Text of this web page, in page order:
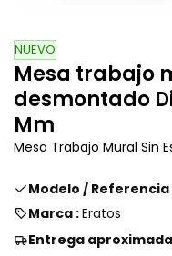
NUEVO
Mesa trabajo
desmontado
Mm
Mesa Trabajo Mural Sin
Modelo / Referencia
Marca :Eratos
Entrega